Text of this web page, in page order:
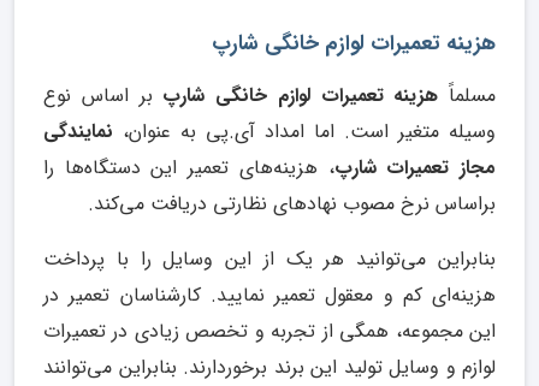
هزینه تعمیرات لوازم خانگی شارپ
مسلماً هزینه تعمیرات لوازم خانگی شارپ بر اساس نوع
وسیله متغیر است. اما امداد آی.پی به عنوان، نمایندگی
مجاز تعمیرات شارپ، هزینه‌های تعمیر این دستگاه‌ها را
براساس نرخ مصوب نهادهای نظارتی دریافت می‌کند.
بنابراین می‌توانید هر یک از این وسایل را با پرداخت
هزینه‌ای کم و معقول تعمیر نمایید. کارشناسان تعمیر در
این مجموعه، همگی از تجربه و تخصص زیادی در تعمیرات
لوازم و وسایل تولید این برند برخوردارند. بنابراین می‌توانند